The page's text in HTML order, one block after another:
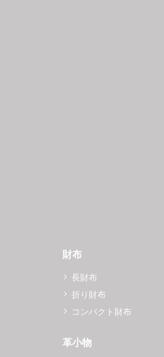
財布
長財布
折り財布
コンパクト財布
革小物